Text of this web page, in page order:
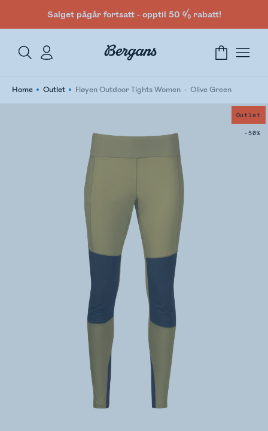
Salget pågår fortsatt - opptil 50 % rabatt!
Home Outlet Fløyen Outdoor Tights Women Olive Green
Outlet
-50%